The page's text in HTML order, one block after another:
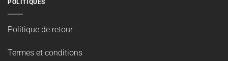
POLITIQUES
Politique de retour
Termes et conditions